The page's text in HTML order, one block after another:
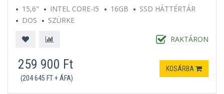
15,6"
INTEL CORE-I5 16GB
SSD HÁTTÉRTÁR
DOS
SZÜRKE
RAKTÁRON
259 900 Ft
(204 645 FT + ÁFA)
KOSÁRBA